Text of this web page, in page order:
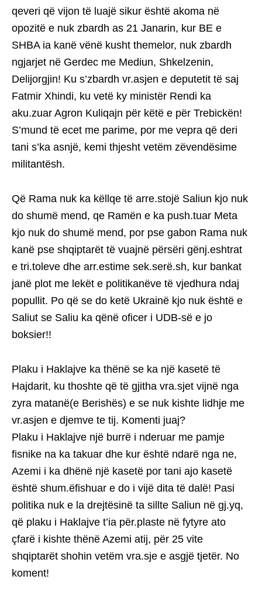
qeveri që vijon të luajë sikur është akoma në
opozitë e nuk zbardh as 21 Janarin, kur BE e
SHBA ia kanë vënë kusht themelor, nuk zbardh
ngjarjet në Gerdec me Mediun, Shkelzenin,
Delijorgjin! Ku s’zbardh vr.asjen e deputetit të saj
Fatmir Xhindi, ku vetë ky ministër Rendi ka
aku.zuar Agron Kuliqajn për këtë e për Trebickën!
S’mund të ecet me parime, por me vepra që deri
tani s’ka asnjë, kemi thjesht vetëm zëvendësime
militantësh.
Që Rama nuk ka këllqe të arre.stojë Saliun kjo nuk
do shumë mend, qe Ramën e ka push.tuar Meta
kjo nuk do shumë mend, por pse gabon Rama nuk
kanë pse shqiptarët të vuajnë përsëri gënj.eshtrat
e tri.toleve dhe arr.estime sek.serë.sh, kur bankat
janë plot me lekët e politikanëve të vjedhura ndaj
popullit. Po që se do ketë Ukrainë kjo nuk është e
Saliut se Saliu ka qënë oficer i UDB-së e jo
boksier!!
Plaku i Haklajve ka thënë se ka një kasetë të
Hajdarit, ku thoshte që të gjitha vra.sjet vijnë nga
zyra matanë(e Berishës) e se nuk kishte lidhje me
vr.asjen e djemve te tij. Komenti juaj?
Plaku i Haklajve një burrë i nderuar me pamje
fisnike na ka takuar dhe kur është ndarë nga ne,
Azemi i ka dhënë një kasetë por tani ajo kasetë
është shum.ëfishuar e do i vijë dita të dalë! Pasi
politika nuk e la drejtësinë ta sillte Saliun në gj.yq,
që plaku i Haklajve t’ia për.plaste në fytyre ato
çfarë i kishte thënë Azemi atij, për 25 vite
shqiptarët shohin vetëm vra.sje e asgjë tjetër. No
koment!